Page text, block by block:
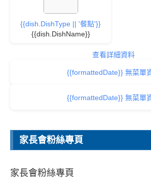
{{dish.DishType || '餐點'}}
{{dish.DishName}}
查看詳細資料
{{formattedDate}} 無菜單
{{formattedDate}} 無菜單
家長會粉絲專頁
家長會粉絲專頁